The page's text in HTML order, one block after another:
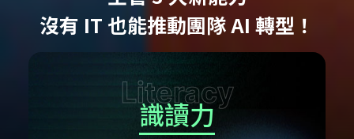
沒有 IT 也能推動團隊 AI 轉型！
Literacy
識讀力